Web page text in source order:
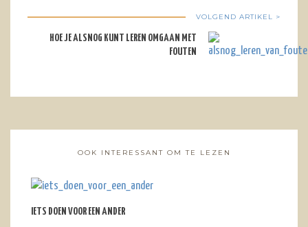
VOLGEND ARTIKEL >
HOE JE ALSNOG KUNT LEREN OMGAAN MET
FOUTEN
OOK INTERESSANT OM TE LEZEN
IETS DOEN VOOR EEN ANDER